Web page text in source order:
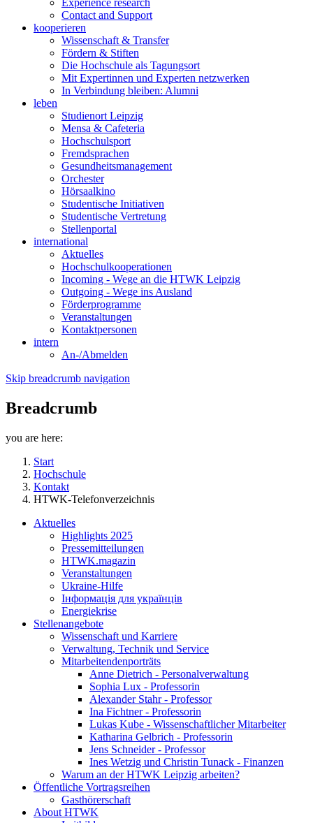
Experience research
Contact and Support
kooperieren
Wissenschaft & Transfer
Fördern & Stiften
Die Hochschule als Tagungsort
Mit Expertinnen und Experten netzwerken
In Verbindung bleiben: Alumni
leben
Studienort Leipzig
Mensa & Cafeteria
Hochschulsport
Fremdsprachen
Gesundheitsmanagement
Orchester
Hörsaalkino
Studentische Initiativen
Studentische Vertretung
Stellenportal
international
Aktuelles
Hochschulkooperationen
Incoming - Wege an die HTWK Leipzig
Outgoing - Wege ins Ausland
Förderprogramme
Veranstaltungen
Kontaktpersonen
intern
An-/Abmelden
Skip breadcrumb navigation
Breadcrumb
you are here:
Start
Hochschule
Kontakt
HTWK-Telefonverzeichnis
Aktuelles
Highlights 2025
Pressemitteilungen
HTWK.magazin
Veranstaltungen
Ukraine-Hilfe
Інформація для українців
Energiekrise
Stellenangebote
Wissenschaft und Karriere
Verwaltung, Technik und Service
Mitarbeitendenporträts
Anne Dietrich - Personalverwaltung
Sophia Lux - Professorin
Alexander Stahr - Professor
Ina Fichtner - Professorin
Lukas Kube - Wissenschaftlicher Mitarbeiter
Katharina Gelbrich - Professorin
Jens Schneider - Professor
Ines Wetzig und Christin Tunack - Finanzen
Warum an der HTWK Leipzig arbeiten?
Öffentliche Vortragsreihen
Gasthörerschaft
About HTWK